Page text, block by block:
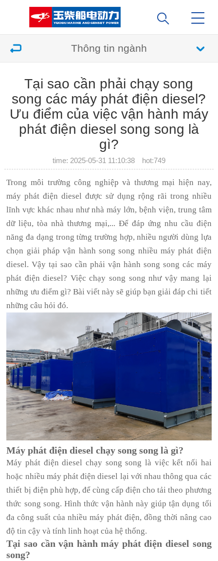
Thông tin ngành
Tại sao cần phải chạy song
song các máy phát điện diesel?
Ưu điểm của việc vận hành máy
phát điện diesel song song là
gì?
time: 2025-05-31 11:10:38 hot:749
Trong môi trường công nghiệp và thương mại hiện nay,
máy phát điện diesel được sử dụng rộng rãi trong nhiều
lĩnh vực khác nhau như nhà máy lớn, bệnh viện, trung tâm
dữ liệu, tòa nhà thương mại,... Để đáp ứng nhu cầu điện
năng đa dạng trong từng trường hợp, nhiều người dùng lựa
chọn giải pháp vận hành song song nhiều máy phát điện
diesel. Vậy tại sao cần phải vận hành song song các máy
phát điện diesel? Việc chạy song song như vậy mang lại
những ưu điểm gì? Bài viết này sẽ giúp bạn giải đáp chi tiết
những câu hỏi đó.
Máy phát điện diesel chạy song song là gì?
Máy phát điện diesel chạy song song là việc kết nối hai
hoặc nhiều máy phát điện diesel lại với nhau thông qua các
thiết bị điện phù hợp, để cùng cấp điện cho tải theo phương
thức song song. Hình thức vận hành này giúp tận dụng tối
đa công suất của nhiều máy phát điện, đồng thời nâng cao
độ tin cậy và tính linh hoạt của hệ thống.
Tại sao cần vận hành máy phát điện diesel song
song?